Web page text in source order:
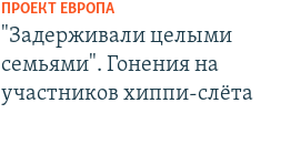
ПРОЕКТ ЕВРОПА
"Задерживали целыми
семьями". Гонения на
участников хиппи-слёта